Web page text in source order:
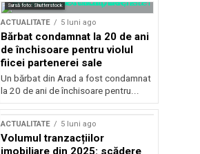
Sursă foto: Shutterstock
ACTUALITATE 5 luni ago
Bărbat condamnat la 20 de ani
de închisoare pentru violul
fiicei partenerei sale
Un bărbat din Arad a fost condamnat
la 20 de ani de închisoare pentru...
ACTUALITATE 5 luni ago
Volumul tranzacțiilor
imobiliare din 2025: scădere